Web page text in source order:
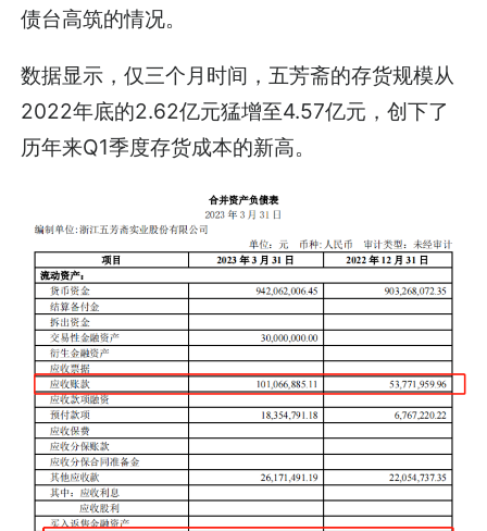
债台高筑的情况。
数据显示，仅三个月时间，五芳斋的存货规模从
2022年底的2.62亿元猛增至4.57亿元，创下了
历年来Q1季度存货成本的新高。